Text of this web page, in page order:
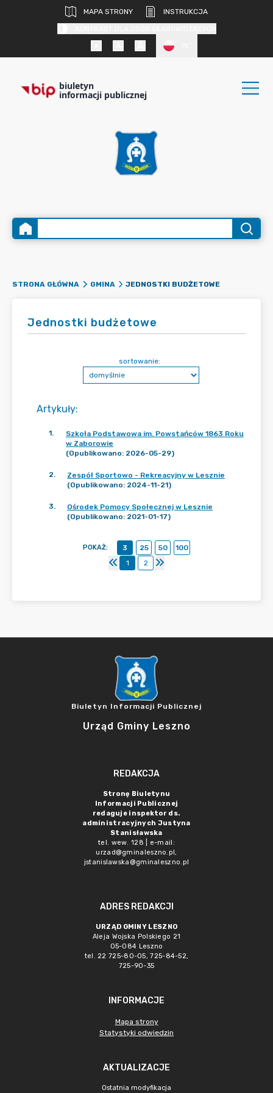
MAPA STRONY
INSTRUKCJA
biuletyn
informacji publicznej
STRONA GŁÓWNA GMINA JEDNOSTKI BUDŻETOWE
Jednostki budżetowe
Artykuły:
sortowanie:
1.
Szkoła Podstawowa im. Powstańców 1863 Roku
w Zaborowie
(Opublikowano: 2026-05-29)
2.
Zespół Sportowo - Rekreacyjny w Lesznie
(Opublikowano: 2024-11-21)
3.
Ośrodek Pomocy Społecznej w Lesznie
(Opublikowano: 2021-01-17)
POKAŻ: 3 25 50
100
1
2
Biuletyn Informacji Publicznej
Urząd Gminy Leszno
REDAKCJA
Stronę Biuletynu
Informacji Publicznej
redaguje inspektor ds.
administracyjnych Justyna
Stanisławska
tel. wew. 128 | e-mail:
urzad@gminaleszno.pl,
jstanislawska@gminaleszno.pl
ADRES REDAKCJI
URZĄD GMINY LESZNO
Aleja Wojska Polskiego 21
05-084 Leszno
tel. 22 725-80-05, 725-84-52,
725-90-35
INFORMACJE
Mapa strony
Statystyki odwiedzin
AKTUALIZACJE
Ostatnia modyfikacja